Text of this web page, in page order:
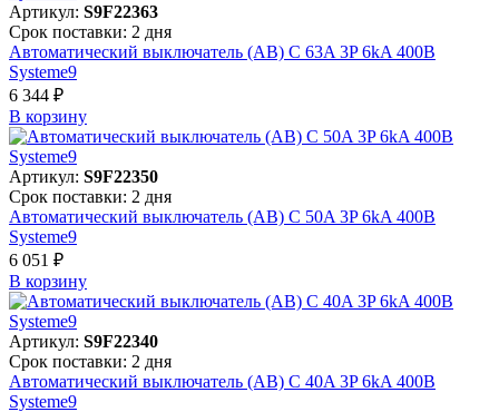
Артикул: S9F22363
Срок поставки: 2 дня
Автоматический выключатель (АВ) C 63A 3P 6kA 400В
Systeme9
6 344 ₽
В корзинy
Артикул: S9F22350
Срок поставки: 2 дня
Автоматический выключатель (АВ) C 50A 3P 6kA 400В
Systeme9
6 051 ₽
В корзинy
Артикул: S9F22340
Срок поставки: 2 дня
Автоматический выключатель (АВ) C 40A 3P 6kA 400В
Systeme9